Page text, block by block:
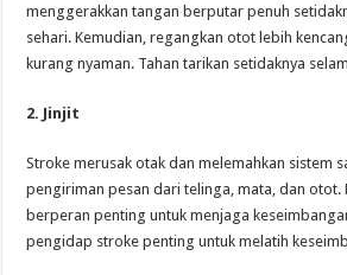
menggerakkan tangan berputar penuh
sehari. Kemudian, regangkan otot lebih
kurang nyaman. Tahan tarikan setidaknya
2. Jinjit
Stroke merusak otak dan melemahkan sistem
pengiriman pesan dari telinga, mata, dan otot.
berperan penting untuk menjaga
pengidap stroke penting untuk melatih